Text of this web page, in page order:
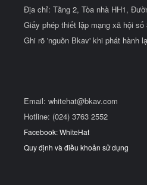
Địa chỉ: Tầng 2, Tòa nhà HH1,
Giấy phép thiết lập mạng xã hội
Ghi rõ 'nguồn Bkav' khi phát hành
Email: whitehat@bkav.com
Hotline: (024) 3763 2552
Facebook: WhiteHat
Quy định và điều khoản sử dụng